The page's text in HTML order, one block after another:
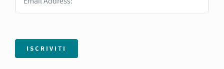
ISCRIVITI